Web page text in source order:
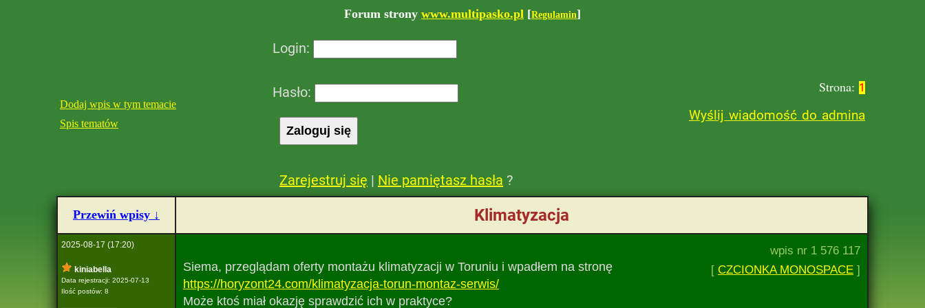
Forum strony www.multipasko.pl [Regulamin]
Dodaj wpis w tym temacie
Spis tematów
Login:
Hasło:
Zarejestruj się | Nie pamiętasz hasła ?
Strona: 1
Wyślij wiadomość do admina
Przewiń wpisy ↓ Klimatyzacja
2025-08-17 (17:20)
kiniabella
Data rejestracji: 2025-07-13
Ilość postów: 8
wpis nr 1 576 117
[ CZCIONKA MONOSPACE ]
Siema, przeglądam oferty montażu klimatyzacji w Toruniu i wpadłem na stronę
https://horyzont24.com/klimatyzacja-torun-montaz-serwis/
Może ktoś miał okazję sprawdzić ich w praktyce?